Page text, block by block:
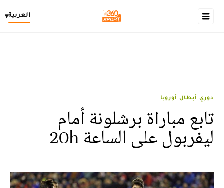
العربية▾
دوري أبطال أوروبا
تابع مباراة برشلونة أمام
ليفربول على الساعة 20h